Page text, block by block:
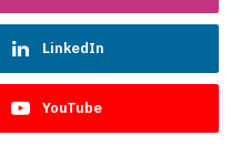
LinkedIn
YouTube